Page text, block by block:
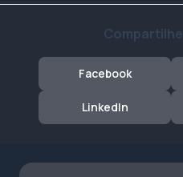
Facebook
LinkedIn